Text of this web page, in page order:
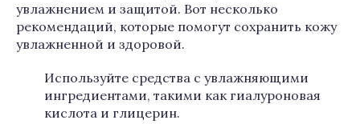
увлажнением и защитой. Вот несколько
рекомендаций, которые помогут сохранить кожу
увлажненной и здоровой.
Используйте средства с увлажняющими
ингредиентами, такими как гиалуроновая
кислота и глицерин.